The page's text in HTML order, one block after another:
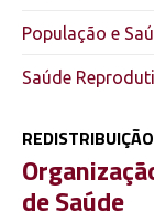
População e
Saúde
de Saúde